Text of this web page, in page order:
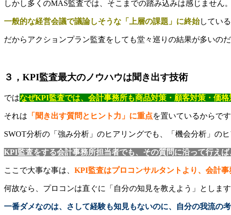
しかし多くのMAS監査では、そこまでの踏み込みは感じません。
一般的な経営会議で議論しそうな「上層の課題」に終始している
だからアクションプラン監査をしても堂々巡りの結果が多いのだ
３，KPI監査最大のノウハウは聞き出す技術
ではなぜKPI監査では、会計事務所も商品対策・顧客対策・価
それは 「聞き出す質問とヒント力」に重点を置いているからです
SWOT分析の「強み分析」のヒアリングでも、「機会分析」の
KPI監査をする会計事務所担当者でも、その質問に沿って行え
ここで大事な事は、 KPI監査はプロコンサルタントより、会計
何故なら、プロコンは直ぐに「自分の知見を教えよう」とします
一番ダメなのは、さして経験も知見もないのに、自分の我流の